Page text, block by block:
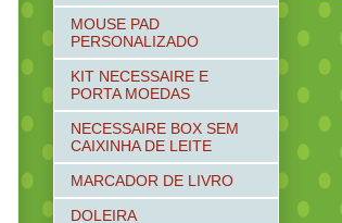
MOUSE PAD
PERSONALIZADO
KIT NECESSAIRE E
PORTA MOEDAS
NECESSAIRE BOX SEM
CAIXINHA DE LEITE
MARCADOR DE LIVRO
DOLEIRA